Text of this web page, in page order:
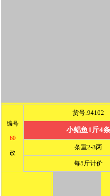
编号
60
改
货号:94102
小鲳鱼1斤4条
条重2-3两
每5斤计价